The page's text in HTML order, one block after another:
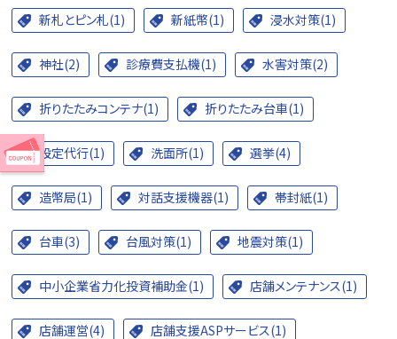
新札とピン札(1) 新紙幣(1) 浸水対策(1)
神社(2) 診療費支払機(1) 水害対策(2)
折りたたみコンテナ(1) 折りたたみ台車(1)
設定代行(1) 洗面所(1) 選挙(4)
造幣局(1) 対話支援機器(1) 帯封紙(1)
台車(3) 台風対策(1) 地震対策(1)
中小企業省力化投資補助金(1) 店舗メンテナンス(1)
店舗運営(4) 店舗支援ASPサービス(1)